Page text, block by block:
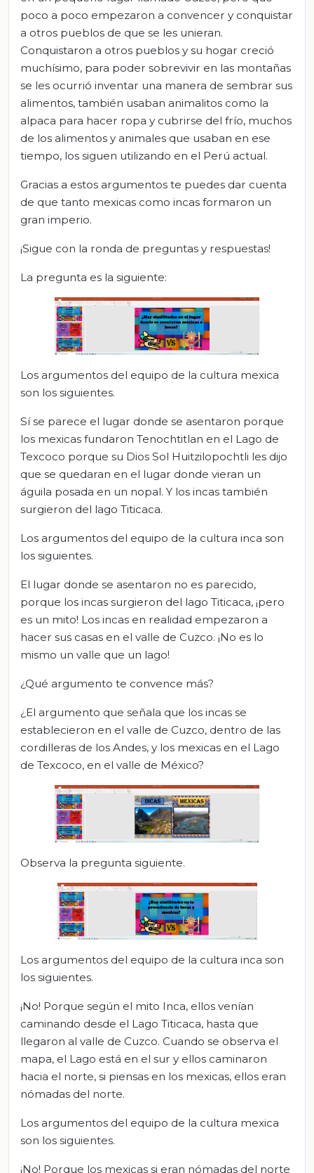
poco a poco empezaron a convencer y conquistar
a otros pueblos de que se les unieran.
Conquistaron a otros pueblos y su hogar creció
muchísimo, para poder sobrevivir en las montañas
se les ocurrió inventar una manera de sembrar sus
alimentos, también usaban animalitos como la
alpaca para hacer ropa y cubrirse del frío, muchos
de los alimentos y animales que usaban en ese
tiempo, los siguen utilizando en el Perú actual.
Gracias a estos argumentos te puedes dar cuenta
de que tanto mexicas como incas formaron un
gran imperio.
¡Sigue con la ronda de preguntas y respuestas!
La pregunta es la siguiente:
Los argumentos del equipo de la cultura mexica
son los siguientes.
Sí se parece el lugar donde se asentaron porque
los mexicas fundaron Tenochtitlan en el Lago de
Texcoco porque su Dios Sol Huitzilopochtli les dijo
que se quedaran en el lugar donde vieran un
águila posada en un nopal. Y los incas también
surgieron del lago Titicaca.
Los argumentos del equipo de la cultura inca son
los siguientes.
El lugar donde se asentaron no es parecido,
porque los incas surgieron del lago Titicaca, ¡pero
es un mito! Los incas en realidad empezaron a
hacer sus casas en el valle de Cuzco. ¡No es lo
mismo un valle que un lago!
¿Qué argumento te convence más?
¿El argumento que señala que los incas se
establecieron en el valle de Cuzco, dentro de las
cordilleras de los Andes, y los mexicas en el Lago
de Texcoco, en el valle de México?
Observa la pregunta siguiente.
Los argumentos del equipo de la cultura inca son
los siguientes.
¡No! Porque según el mito Inca, ellos venían
caminando desde el Lago Titicaca, hasta que
llegaron al valle de Cuzco. Cuando se observa el
mapa, el Lago está en el sur y ellos caminaron
hacia el norte, si piensas en los mexicas, ellos eran
nómadas del norte.
Los argumentos del equipo de la cultura mexica
son los siguientes.
¡No! Porque los mexicas si eran nómadas del norte